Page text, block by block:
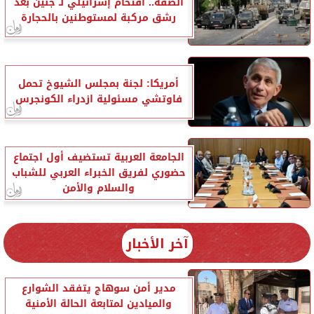
رشق مركبة لمستوطنين بالحجارة
أمريكا: لجنة بمجلس الشيوخ تحمل
فاوتشي مسئولية ازدراء الكونجرس
الجامعة العربية تستضيف أول اجتماع
حضوري لفريق الخبراء العربي للشباب
والسلام والأمن
آخر الأخبار
مدير أمن سوهاج يتفقد الشوارع
والميادين لمتابعة الحالة الأمنية